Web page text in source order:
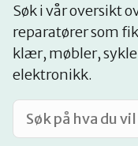
Hvorfor
Katalog
Mitt navn
Søk i vår oversikt
reparatører som
klær, møbler,
elektronikk.